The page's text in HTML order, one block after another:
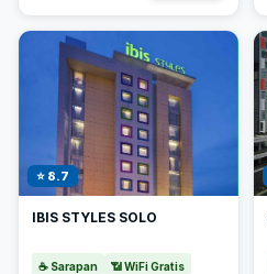
⭐ 8.7
IBIS STYLES SOLO
☕ Sarapan 📶 WiFi Gratis